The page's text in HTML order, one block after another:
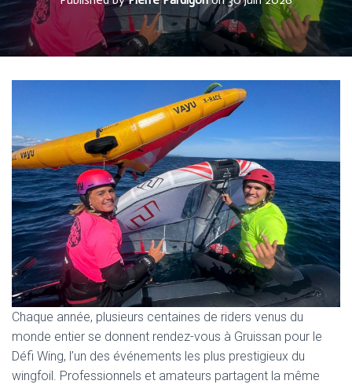
T
O
Chaque année, plusieurs centaines de riders venus du
monde entier se donnent rendez-vous à Gruissan pour le
Défi Wing, l’un des événements les plus prestigieux du
wingfoil. Professionnels et amateurs partagent la même